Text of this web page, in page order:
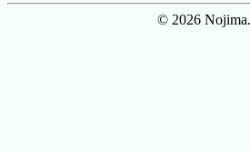
© 2026 Nojima.